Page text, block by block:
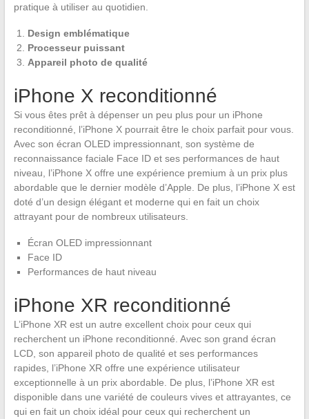
pratique à utiliser au quotidien.
Design emblématique
Processeur puissant
Appareil photo de qualité
iPhone X reconditionné
Si vous êtes prêt à dépenser un peu plus pour un iPhone
reconditionné, l’iPhone X pourrait être le choix parfait pour vous.
Avec son écran OLED impressionnant, son système de
reconnaissance faciale Face ID et ses performances de haut
niveau, l’iPhone X offre une expérience premium à un prix plus
abordable que le dernier modèle d’Apple. De plus, l’iPhone X est
doté d’un design élégant et moderne qui en fait un choix
attrayant pour de nombreux utilisateurs.
Écran OLED impressionnant
Face ID
Performances de haut niveau
iPhone XR reconditionné
L’iPhone XR est un autre excellent choix pour ceux qui
recherchent un iPhone reconditionné. Avec son grand écran
LCD, son appareil photo de qualité et ses performances
rapides, l’iPhone XR offre une expérience utilisateur
exceptionnelle à un prix abordable. De plus, l’iPhone XR est
disponible dans une variété de couleurs vives et attrayantes, ce
qui en fait un choix idéal pour ceux qui recherchent un